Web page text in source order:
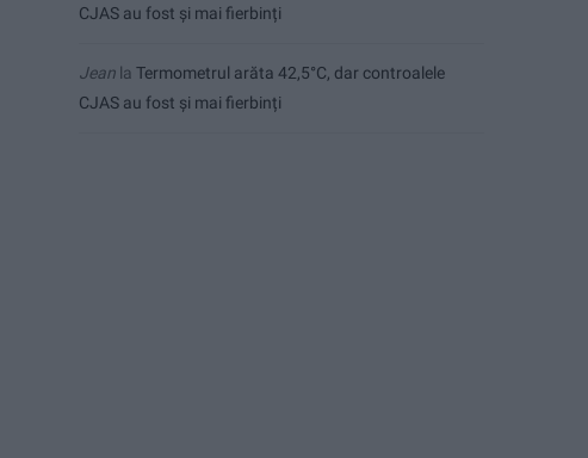
CJAS au fost și mai fierbinți
Jean la Termometrul arăta 42,5°C, dar controalele
CJAS au fost și mai fierbinți